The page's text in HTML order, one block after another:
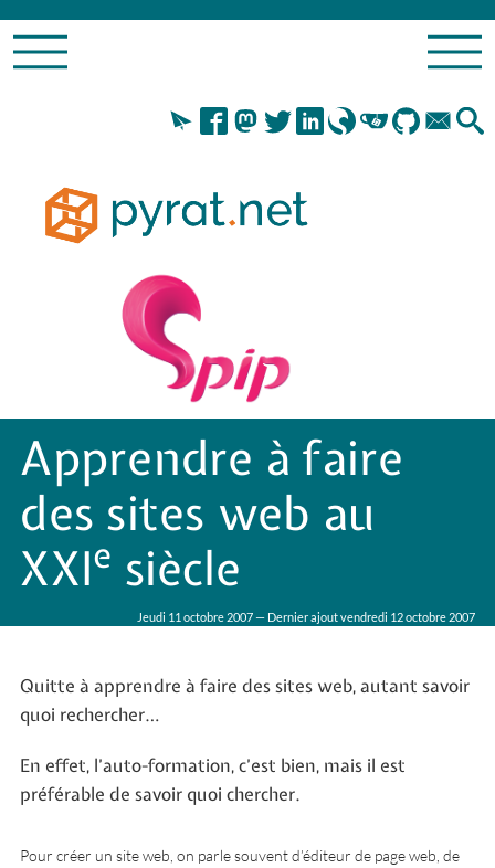
Apprendre à faire
des sites web au
XXIe siècle
Jeudi 11 octobre 2007 — Dernier ajout vendredi 12 octobre 2007
Quitte à apprendre à faire des sites web, autant savoir
quoi rechercher…
En effet, l’auto-formation, c’est bien, mais il est
préférable de savoir quoi chercher.
Pour créer un site web, on parle souvent d’éditeur de page web, de